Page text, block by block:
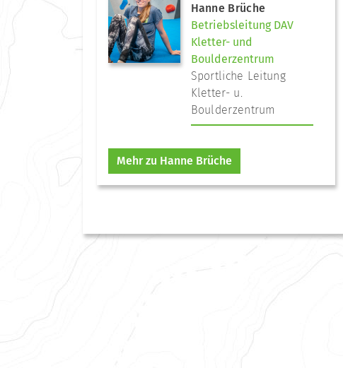
Hanne Brüche
Betriebsleitung DAV
Kletter- und
Boulderzentrum
Sportliche Leitung
Kletter- u.
Boulderzentrum
Mehr zu Hanne Brüche